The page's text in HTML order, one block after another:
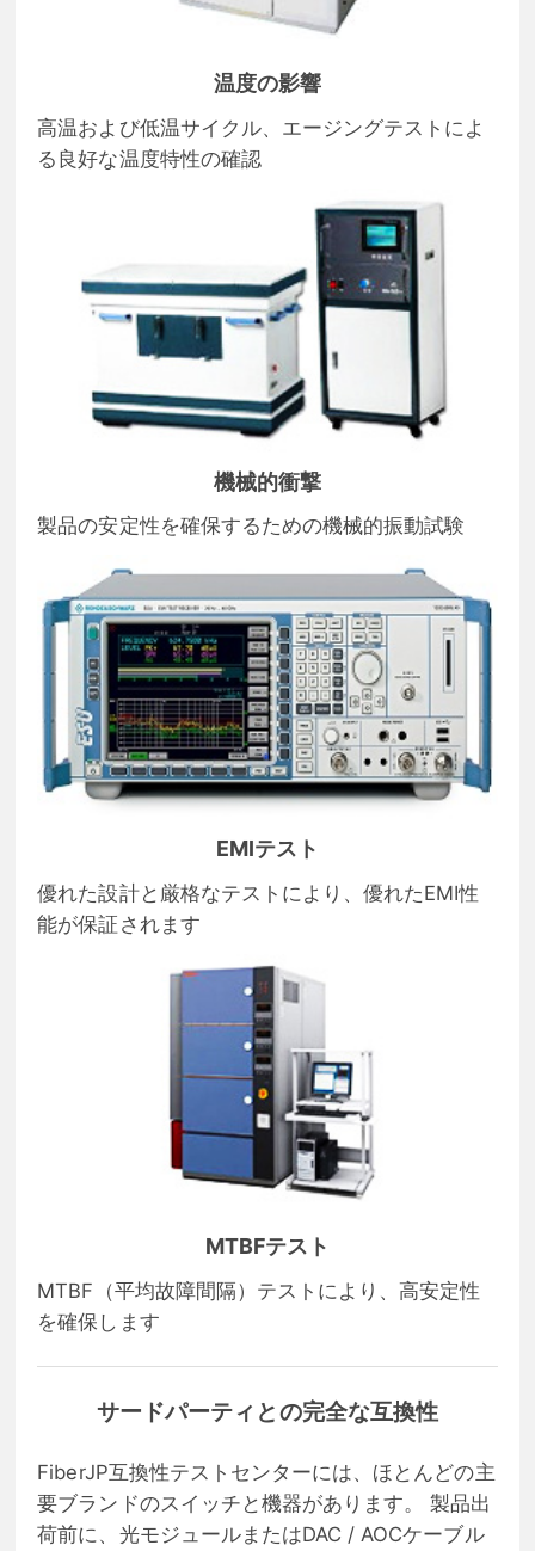
温度の影響
高温および低温サイクル、エージングテストによ
る良好な温度特性の確認
機械的衝撃
製品の安定性を確保するための機械的振動試験
EMIテスト
優れた設計と厳格なテストにより、優れたEMI性
能が保証されます
MTBFテスト
MTBF（平均故障間隔）テストにより、高安定性
を確保します
サードパーティとの完全な互換性
FiberJP互換性テストセンターには、ほとんどの主
要ブランドのスイッチと機器があります。 製品出
荷前に、光モジュールまたはDAC / AOCケーブル